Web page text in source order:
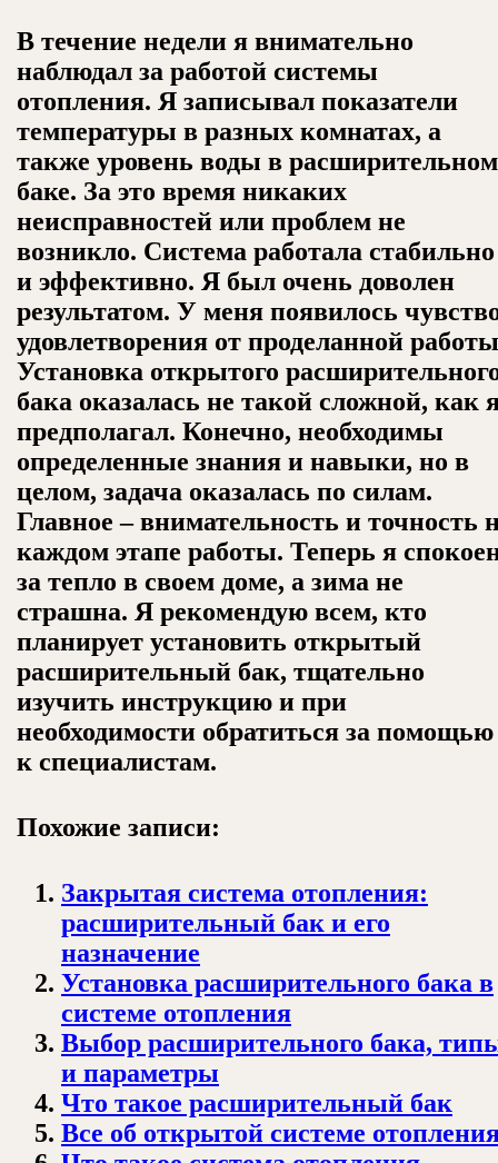
В течение недели я внимательно
наблюдал за работой системы
отопления. Я записывал показатели
температуры в разных комнатах, а
также уровень воды в расширительном
баке. За это время никаких
неисправностей или проблем не
возникло. Система работала стабильно
и эффективно. Я был очень доволен
результатом. У меня появилось
удовлетворения от проделанной
Установка открытого
бака оказалась не такой сложной, как
предполагал. Конечно, необходимы
определенные знания и навыки, но в
целом, задача оказалась по силам.
Главное – внимательность и точность
каждом этапе работы. Теперь я
за тепло в своем доме, а зима не
страшна. Я рекомендую всем, кто
планирует установить открытый
расширительный бак, тщательно
изучить инструкцию и при
необходимости обратиться за помощью
к специалистам.
Похожие записи:
Закрытая система отопления:
расширительный бак и его
назначение
Установка расширительного бака в
системе отопления
Выбор расширительного бака,
и параметры
Что такое расширительный бак
Все об открытой системе